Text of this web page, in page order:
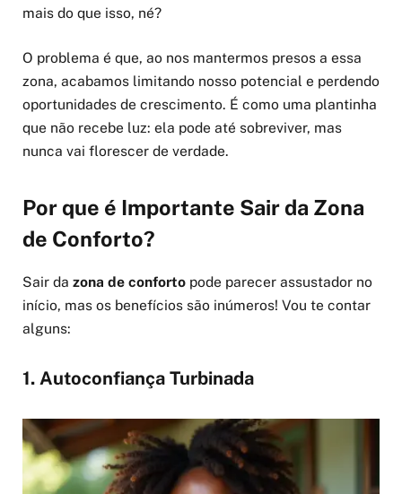
mais do que isso, né?
O problema é que, ao nos mantermos presos a essa
zona, acabamos limitando nosso potencial e perdendo
oportunidades de crescimento. É como uma plantinha
que não recebe luz: ela pode até sobreviver, mas
nunca vai florescer de verdade.
Por que é Importante Sair da Zona
de Conforto?
Sair da zona de conforto pode parecer assustador no
início, mas os benefícios são inúmeros! Vou te contar
alguns:
1. Autoconfiança Turbinada